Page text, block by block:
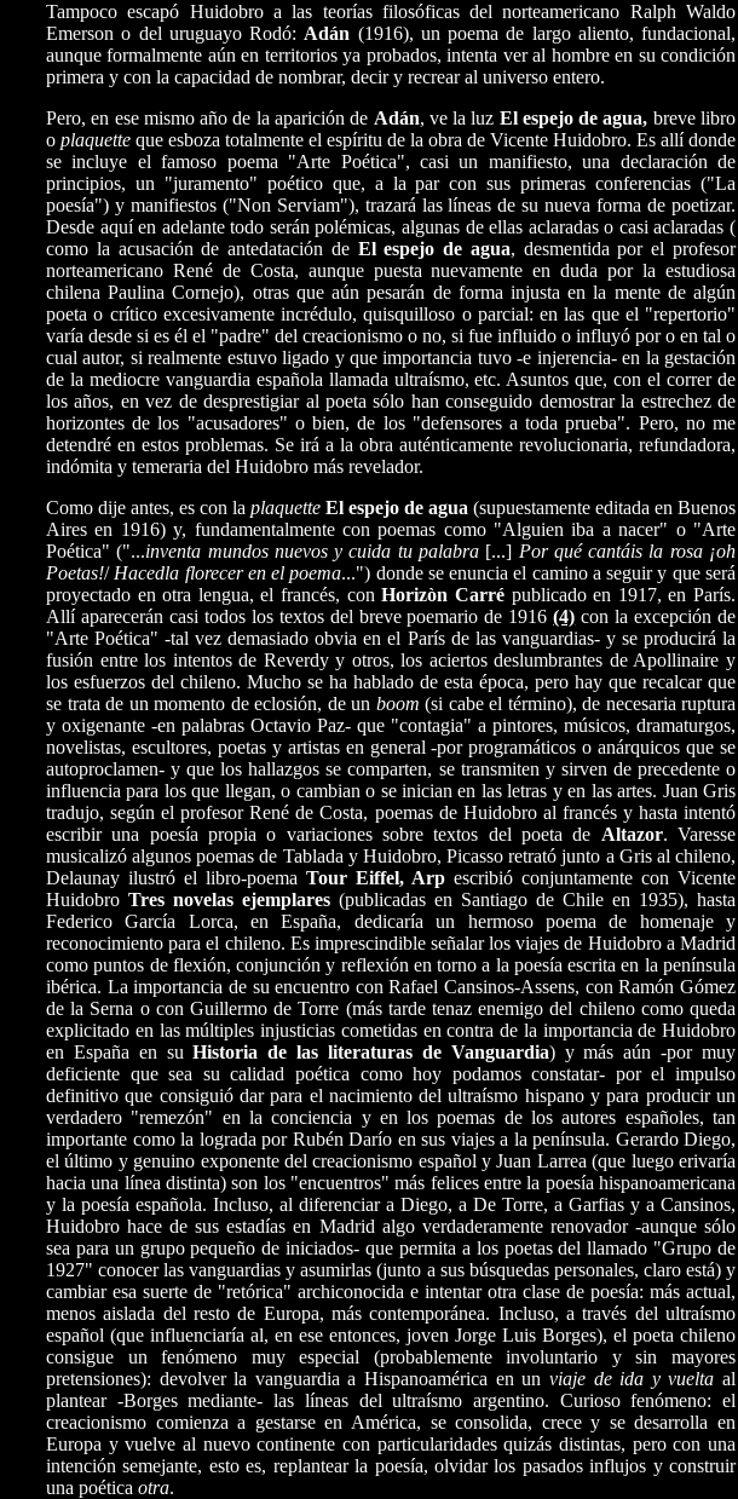
Tampoco escapó Huidobro a las teorías filosóficas del norteamericano Ralph Waldo
Emerson o del uruguayo Rodó: Adán (1916), un poema de largo aliento, fundacional,
aunque formalmente aún en territorios ya probados, intenta ver al hombre en su condición
primera y con la capacidad de nombrar, decir y recrear al universo entero.
Pero, en ese mismo año de la aparición de Adán, ve la luz El espejo de agua, breve libro
o plaquette que esboza totalmente el espíritu de la obra de Vicente Huidobro. Es allí donde
se incluye el famoso poema "Arte Poética", casi un manifiesto, una declaración de
principios, un "juramento" poético que, a la par con sus primeras conferencias ("La
poesía") y manifiestos ("Non Serviam"), trazará las líneas de su nueva forma de poetizar.
Desde aquí en adelante todo serán polémicas, algunas de ellas aclaradas o casi aclaradas (
como la acusación de antedatación de El espejo de agua, desmentida por el profesor
norteamericano René de Costa, aunque puesta nuevamente en duda por la estudiosa
chilena Paulina Cornejo), otras que aún pesarán de forma injusta en la mente de algún
poeta o crítico excesivamente incrédulo, quisquilloso o parcial: en las que el "repertorio"
varía desde si es él el "padre" del creacionismo o no, si fue influido o influyó por o en tal o
cual autor, si realmente estuvo ligado y que importancia tuvo -e injerencia- en la gestación
de la mediocre vanguardia española llamada ultraísmo, etc. Asuntos que, con el correr de
los años, en vez de desprestigiar al poeta sólo han conseguido demostrar la estrechez de
horizontes de los "acusadores" o bien, de los "defensores a toda prueba". Pero, no me
detendré en estos problemas. Se irá a la obra auténticamente revolucionaria, refundadora,
indómita y temeraria del Huidobro más revelador.
Como dije antes, es con la plaquette El espejo de agua (supuestamente editada en Buenos
Aires en 1916) y, fundamentalmente con poemas como "Alguien iba a nacer" o "Arte
Poética" ("...inventa mundos nuevos y cuida tu palabra [...] Por qué cantáis la rosa ¡oh
Poetas!/ Hacedla florecer en el poema...") donde se enuncia el camino a seguir y que será
proyectado en otra lengua, el francés, conHorizòn Carrépublicado en 1917, en París.
Allí aparecerán casi todos los textos del breve poemario de 1916(4) con la excepción de
"Arte Poética" -tal vez demasiado obvia en el París de las vanguardias- y se producirá la
fusión entre los intentos de Reverdy y otros, los aciertos deslumbrantes de Apollinaire y
los esfuerzos del chileno. Mucho se ha hablado de esta época, pero hay que recalcar que
se trata de un momento de eclosión, de un boom (si cabe el término), de necesaria ruptura
y oxigenante -en palabras Octavio Paz- que "contagia" a pintores, músicos, dramaturgos,
novelistas, escultores, poetas y artistas en general -por programáticos o anárquicos que se
autoproclamen- y que los hallazgos se comparten, se transmiten y sirven de precedente o
influencia para los que llegan, o cambian o se inician en las letras y en las artes. Juan Gris
tradujo, según el profesor René de Costa, poemas de Huidobro al francés y hasta intentó
escribir una poesía propia o variaciones sobre textos del poeta de Altazor. Varesse
musicalizó algunos poemas de Tablada y Huidobro, Picasso retrató junto a Gris al chileno,
Delaunay ilustró el libro-poema Tour Eiffel, Arp escribió conjuntamente con Vicente
Huidobro Tres novelas ejemplares (publicadas en Santiago de Chile en 1935), hasta
Federico García Lorca, en España, dedicaría un hermoso poema de homenaje y
reconocimiento para el chileno. Es imprescindible señalar los viajes de Huidobro a Madrid
como puntos de flexión, conjunción y reflexión en torno a la poesía escrita en la península
ibérica. La importancia de su encuentro con Rafael Cansinos-Assens, con Ramón Gómez
de la Serna o con Guillermo de Torre (más tarde tenaz enemigo del chileno como queda
explicitado en las múltiples injusticias cometidas en contra de la importancia de Huidobro
en España en suHistoria de las literaturas de Vanguardia) y más aún -por muy
deficiente que sea su calidad poética como hoy podamos constatar- por el impulso
definitivo que consiguió dar para el nacimiento del ultraísmo hispano y para producir un
verdadero "remezón" en la conciencia y en los poemas de los autores españoles, tan
importante como la lograda por Rubén Darío en sus viajes a la península. Gerardo Diego,
el último y genuino exponente del creacionismo español y Juan Larrea (que luego erivaría
hacia una línea distinta) son los "encuentros" más felices entre la poesía hispanoamericana
y la poesía española. Incluso, al diferenciar a Diego, a De Torre, a Garfias y a Cansinos,
Huidobro hace de sus estadías en Madrid algo verdaderamente renovador -aunque sólo
sea para un grupo pequeño de iniciados- que permita a los poetas del llamado "Grupo de
1927" conocer las vanguardias y asumirlas (junto a sus búsquedas personales, claro está) y
cambiar esa suerte de "retórica" archiconocida e intentar otra clase de poesía: más actual,
menos aislada del resto de Europa, más contemporánea. Incluso, a través del ultraísmo
español (que influenciaría al, en ese entonces, joven Jorge Luis Borges), el poeta chileno
consigue un fenómeno muy especial (probablemente involuntario y sin mayores
pretensiones): devolver la vanguardia a Hispanoamérica en un viaje de ida y vueltaal
plantear -Borges mediante- las líneas del ultraísmo argentino. Curioso fenómeno: el
creacionismo comienza a gestarse en América, se consolida, crece y se desarrolla en
Europa y vuelve al nuevo continente con particularidades quizás distintas, pero con una
intención semejante, esto es, replantear la poesía, olvidar los pasados influjos y construir
una poética otra.